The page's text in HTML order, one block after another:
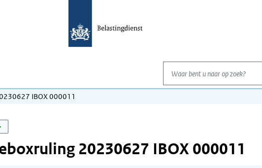
Waar bent u naar op zoek?
IBOX 000011
20230627 IBOX 000011